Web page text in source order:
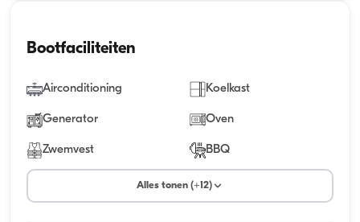
Bootfaciliteiten
Airconditioning Koelkast
Generator Oven
Zwemvest BBQ
Alles tonen (+12)